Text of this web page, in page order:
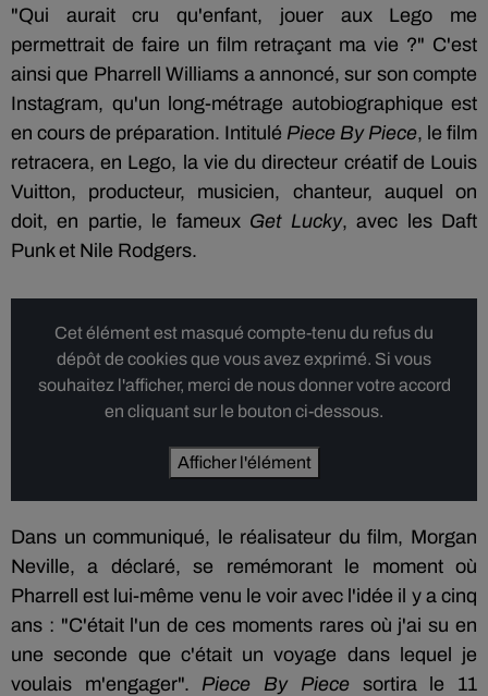
"Qui aurait cru qu'enfant, jouer aux Lego me
permettrait de faire un film retraçant ma vie ?" C'est
ainsi que Pharrell Williams a annoncé, sur son compte
Instagram, qu'un long-métrage autobiographique est
en cours de préparation. Intitulé Piece By Piece, le film
retracera, en Lego, la vie du directeur créatif de Louis
Vuitton, producteur, musicien, chanteur, auquel on
doit, en partie, le fameux Get Lucky, avec les Daft
Punk et Nile Rodgers.
Cet élément est masqué compte-tenu du refus du
dépôt de cookies que vous avez exprimé. Si vous
souhaitez l'afficher, merci de nous donner votre accord
en cliquant sur le bouton ci-dessous.
Afficher l'élément
Dans un communiqué, le réalisateur du film, Morgan
Neville, a déclaré, se remémorant le moment où
Pharrell est lui-même venu le voir avec l'idée il y a cinq
ans : "C'était l'un de ces moments rares où j'ai su en
une seconde que c'était un voyage dans lequel je
voulais m'engager". Piece By Piecesortira le 11